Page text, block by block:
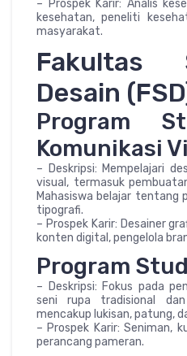
– Prospek Karir: Analis
kesehatan, peneliti
masyarakat.
Fakultas
Desain
Program
Komunikasi
– Deskripsi: Mempelajari
visual, termasuk
Mahasiswa belajar tentang
tipografi.
– Prospek Karir: Desainer
konten digital, pengelola
Program
– Deskripsi: Fokus pada
seni rupa tradisional dan
mencakup lukisan, patung,
– Prospek Karir: Seniman,
perancang pameran.